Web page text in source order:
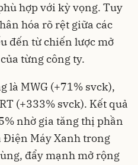
hợp với kỳ vọng. Tuy
hóa rõ rệt giữa các
đến từ chiến lược mở
từng công ty.
là MWG (+71% svck),
(+333% svck). Kết quả
nhờ gia tăng thị phần
Điện Máy Xanh trong
đẩy mạnh mở rộng